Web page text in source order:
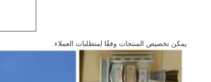
يمكن تخصيص المنتجات وفقًا لمتطلبات العملاء.